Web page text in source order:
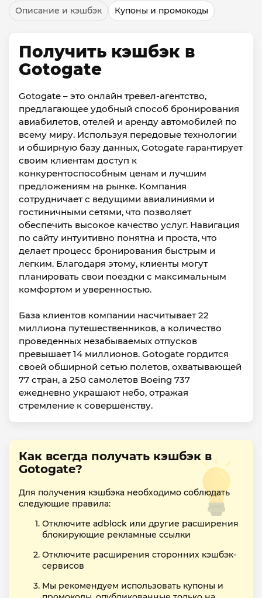
Описание и кэшбэк Купоны и промокоды
Получить кэшбэк в
Gotogate
Gotogate – это онлайн тревел-агентство,
предлагающее удобный способ бронирования
авиабилетов, отелей и аренду автомобилей по
всему миру. Используя передовые технологии
и обширную базу данных, Gotogate гарантирует
своим клиентам доступ к
конкурентоспособным ценам и лучшим
предложениям на рынке. Компания
сотрудничает с ведущими авиалиниями и
гостиничными сетями, что позволяет
обеспечить высокое качество услуг. Навигация
по сайту интуитивно понятна и проста, что
делает процесс бронирования быстрым и
легким. Благодаря этому, клиенты могут
планировать свои поездки с максимальным
комфортом и уверенностью.
База клиентов компании насчитывает 22
миллиона путешественников, а количество
проведенных незабываемых отпусков
превышает 14 миллионов. Gotogate гордится
своей обширной сетью полетов, охватывающей
77 стран, а 250 самолетов Boeing 737
ежедневно украшают небо, отражая
стремление к совершенству.
Как всегда получать кэшбэк в
Gotogate?
Для получения кэшбэка необходимо соблюдать
следующие правила:
Отключите adblock или другие расширения
блокирующие рекламные ссылки
Отключите расширения сторонних кэшбэк-
сервисов
Мы рекомендуем использовать купоны и